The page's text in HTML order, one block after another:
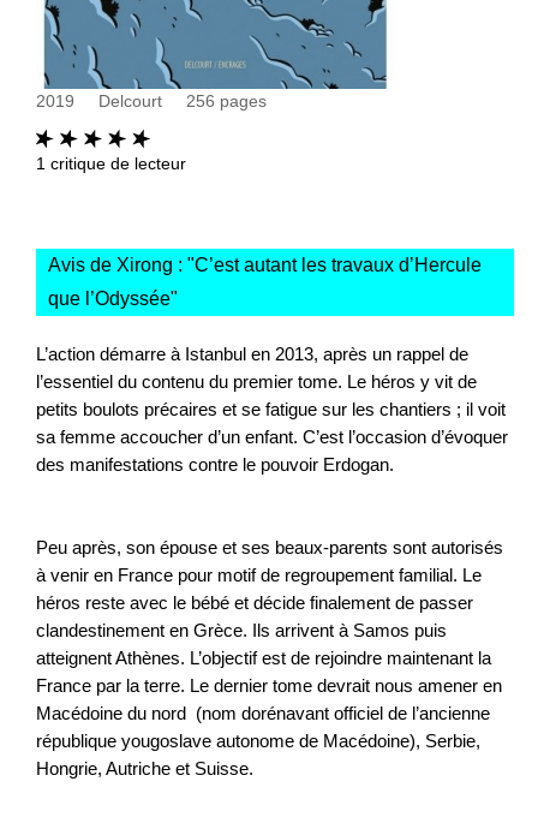
2019 Delcourt 256 pages
1 critique de lecteur
Avis de Xirong : "C’est autant les travaux d’Hercule
que l’Odyssée"
L’action démarre à Istanbul en 2013, après un rappel de
l’essentiel du contenu du premier tome. Le héros y vit de
petits boulots précaires et se fatigue sur les chantiers ; il voit
sa femme accoucher d’un enfant. C’est l’occasion d’évoquer
des manifestations contre le pouvoir Erdogan.
Peu après, son épouse et ses beaux-parents sont autorisés
à venir en France pour motif de regroupement familial. Le
héros reste avec le bébé et décide finalement de passer
clandestinement en Grèce. Ils arrivent à Samos puis
atteignent Athènes. L’objectif est de rejoindre maintenant la
France par la terre. Le dernier tome devrait nous amener en
Macédoine du nord (nom dorénavant officiel de l’ancienne
république yougoslave autonome de Macédoine), Serbie,
Hongrie, Autriche et Suisse.